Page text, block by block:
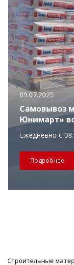
09.07.2025
Самовывоз
Юнимарт»
Ежедневно с
Подробнее
Строительные